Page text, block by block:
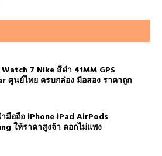
7 Nike สีดำ 41MM GPS
ศูนย์ไทย ครบกล่อง มือสอง ราคาถูก
มือถือ iPhone iPad AirPods
ให้ราคาสูงจ้า ดอกไม่แพง